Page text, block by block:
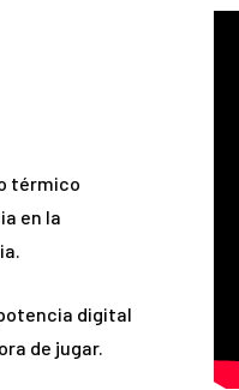
térmico
en la
digital
de jugar.